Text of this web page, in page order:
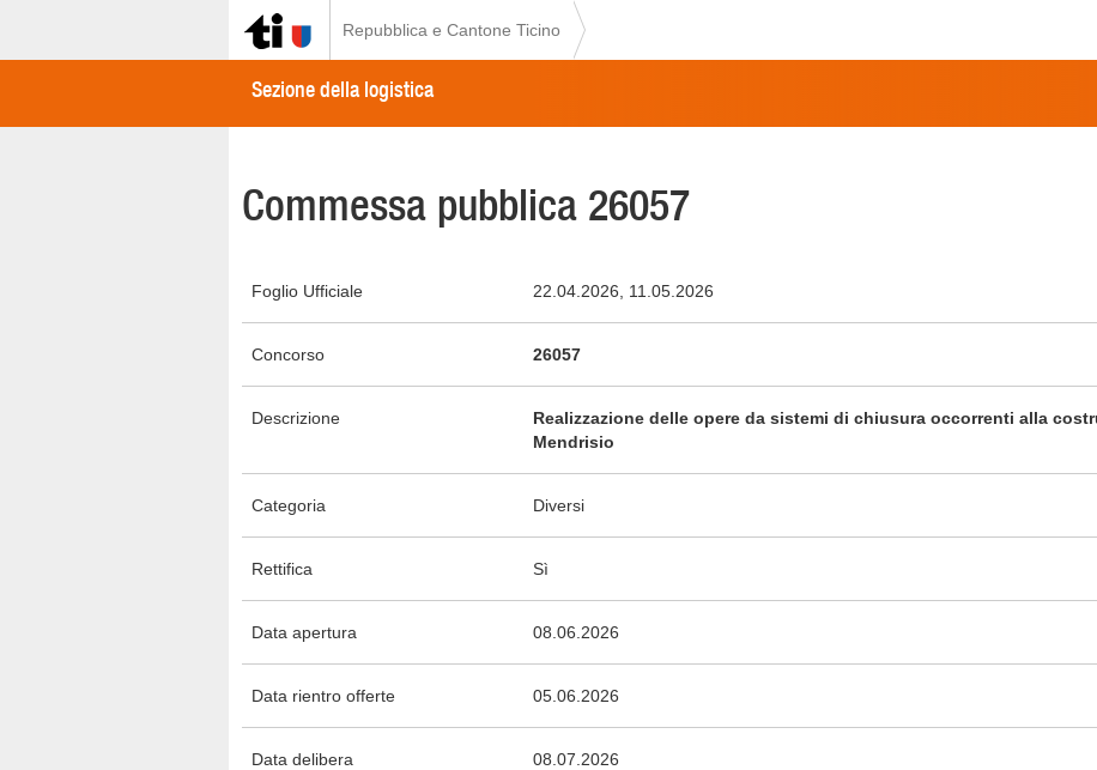
Repubblica e Cantone Ticino
Sezione della logistica
Commessa pubblica 26057
Foglio Ufficiale 22.04.2026, 11.05.2026
Concorso 26057
Descrizione
Realizzazione delle opere da sistemi di chiusura occorrenti alla
Mendrisio
Categoria Diversi
Rettifica Sì
Data apertura 08.06.2026
Data rientro offerte 05.06.2026
Data delibera 08.07.2026